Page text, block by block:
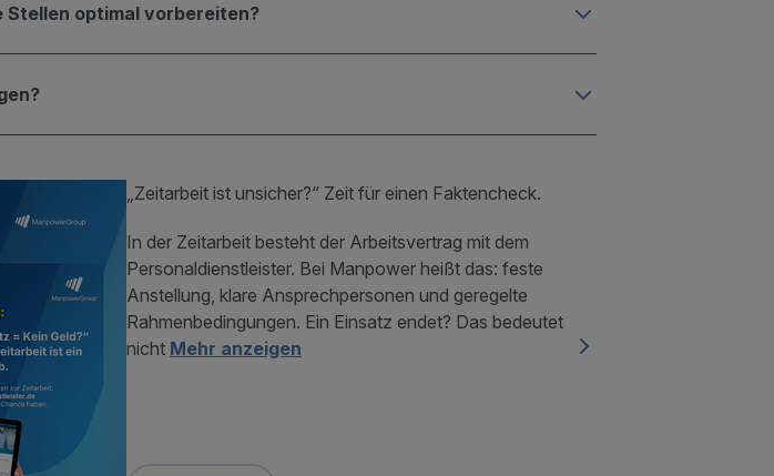
Stellen optimal vorbereiten?
„Zeitarbeit ist unsicher?“ Zeit für einen Faktencheck.
In der Zeitarbeit besteht der Arbeitsvertrag mit dem
Personaldienstleister. Bei Manpower heißt das: feste
Anstellung, klare Ansprechpersonen und geregelte
Rahmenbedingungen. Ein Einsatz endet? Das bedeutet
nicht Mehr anzeigen